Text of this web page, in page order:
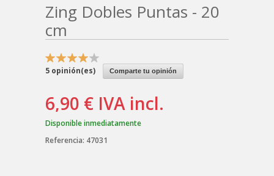
Zing Dobles Puntas - 20
cm
5 opinión(es) Comparte tu opinión
6,90 € IVA incl.
Disponible inmediatamente
Referencia: 47031